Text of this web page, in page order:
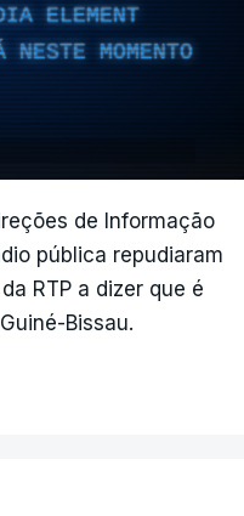
ELEMENT
NESTE MOMENTO
de Informação
pública repudiaram
RTP a dizer que é
Bissau.